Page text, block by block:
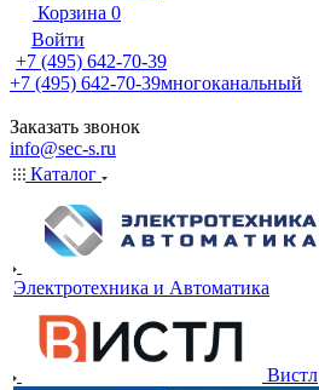
Корзина 0
Войти
+7 (495) 642-70-39
+7 (495) 642-70-39многоканальный
Заказать звонок
info@sec-s.ru
Каталог
Электротехника и Автоматика
Вистл